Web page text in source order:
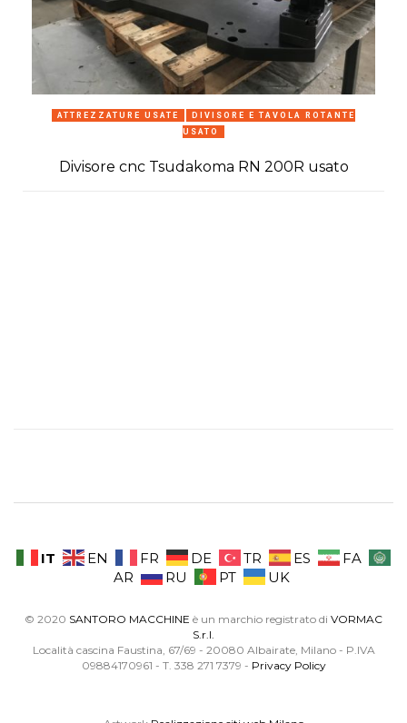
ATTREZZATURE USATE
DIVISORE E TAVOLA ROTANTE
USATO
Divisore cnc Tsudakoma RN 200R usato
IT EN FR DE TR ES
FA
AR
RU PT UK
© 2020 SANTORO MACCHINE è un marchio registrato di VORMAC
S.r.l.
Località cascina Faustina, 67/69 - 20080 Albairate, Milano - P.IVA
09884170961 - T. 338 271 7379 - Privacy Policy